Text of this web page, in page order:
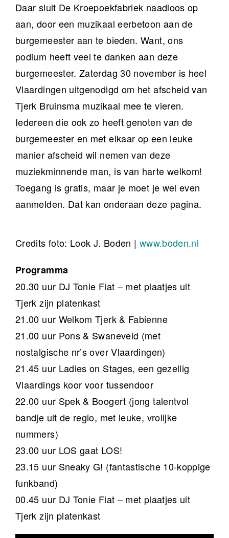
Daar sluit De Kroepoekfabriek naadloos op
aan, door een muzikaal eerbetoon aan de
burgemeester aan te bieden. Want, ons
podium heeft veel te danken aan deze
burgemeester. Zaterdag 30 november is heel
Vlaardingen uitgenodigd om het afscheid van
Tjerk Bruinsma muzikaal mee te vieren.
Iedereen die ook zo heeft genoten van de
burgemeester en met elkaar op een leuke
manier afscheid wil nemen van deze
muziekminnende man, is van harte welkom!
Toegang is gratis, maar je moet je wel even
aanmelden. Dat kan onderaan deze pagina.
Credits foto: Look J. Boden | www.boden.nl
Programma
20.30 uur DJ Tonie Fiat – met plaatjes uit
Tjerk zijn platenkast
21.00 uur Welkom Tjerk & Fabienne
21.00 uur Pons & Swaneveld (met
nostalgische nr’s over Vlaardingen)
21.45 uur Ladies on Stages, een gezellig
Vlaardings koor voor tussendoor
22.00 uur Spek & Boogert (jong talentvol
bandje uit de regio, met leuke, vrolijke
nummers)
23.00 uur LOS gaat LOS!
23.15 uur Sneaky G! (fantastische 10-koppige
funkband)
00.45 uur DJ Tonie Fiat – met plaatjes uit
Tjerk zijn platenkast